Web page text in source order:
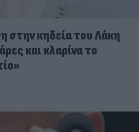
στην κηδεία του Λάκη
και κλαρίνα το